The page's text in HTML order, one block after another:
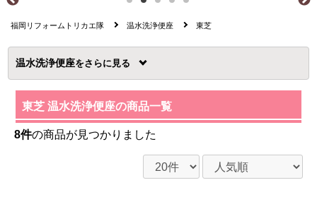
福岡リフォームトリカエ隊 温水洗浄便座 東芝
温水洗浄便座を
東芝 温水洗浄便座の商品一覧
8件の商品が見つかりました